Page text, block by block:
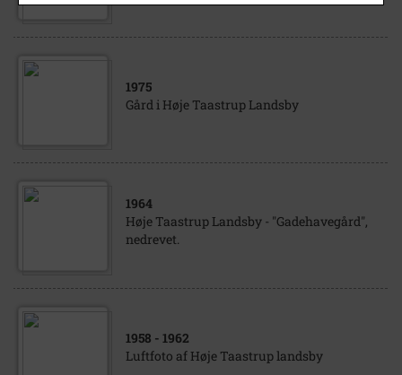
1975
Gård i Høje Taastrup Landsby
1964
Høje Taastrup Landsby - "Gadehavegård",
nedrevet.
1958 - 1962
Luftfoto af Høje Taastrup landsby